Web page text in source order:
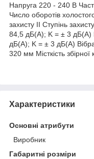
Напруга 220 - 240 В
Число оборотів
захисту II Ступінь
84,5 дБ(А); K = ± 3 дБ(А)
дБ(А); K = ± 3 дБ(А)
320 мм Місткість
Характеристики
Основні атрибути
Виробник
Габаритні розміри